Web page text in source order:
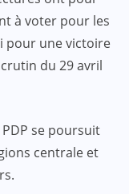
à voter pour les
pour une victoire
du 29 avril
se poursuit
centrale et